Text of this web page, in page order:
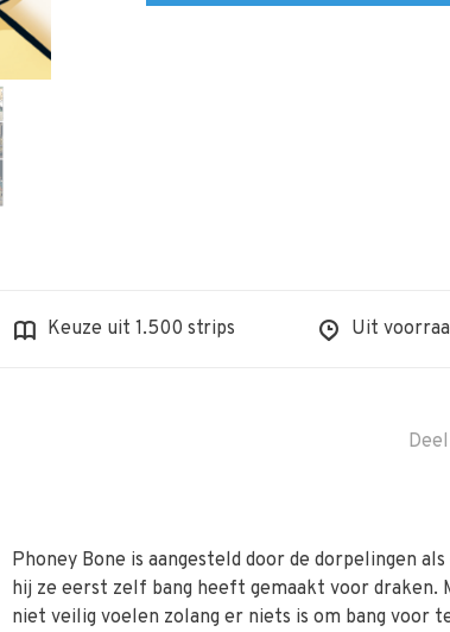
Keuze uit 1.500 strips Uit
Phoney Bone is aangesteld door de dorpelingen
hij ze eerst zelf bang heeft gemaakt voor draken.
niet veilig voelen zolang er niets is om bang voor